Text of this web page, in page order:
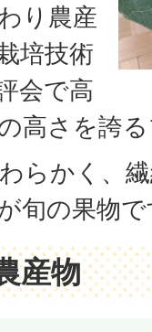
り農産
培技術
会で高
高さを誇
らかく、
旬の果物
産物